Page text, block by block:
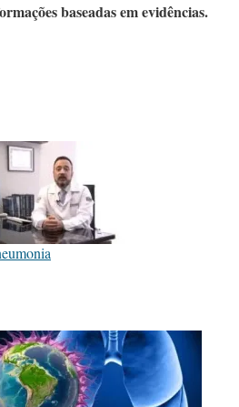
baseadas em evidências.